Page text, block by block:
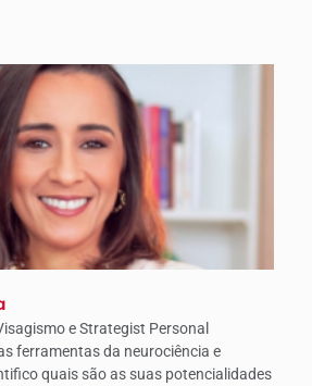
e Strategist Personal
ferramentas da neurociência e
quais são as suas potencialidades